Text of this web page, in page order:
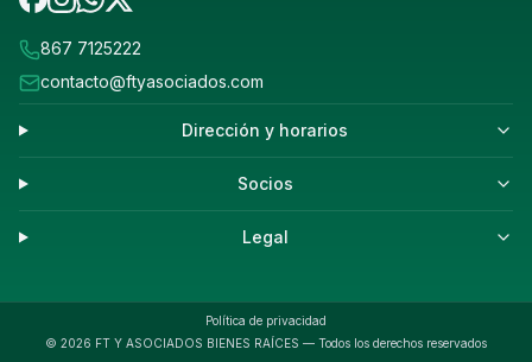
867 7125222
contacto@ftyasociados.com
Dirección y horarios
Socios
Legal
Política de privacidad
© 2026 FT Y ASOCIADOS BIENES RAÍCES — Todos los derechos reservados